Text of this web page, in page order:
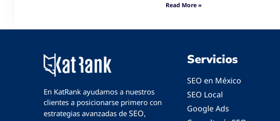
Read More »
En KatRank ayudamos a nuestros
clientes a posicionarse primero con
estrategias avanzadas de SEO,
Servicios
SEO en México
SEO Local
Google Ads